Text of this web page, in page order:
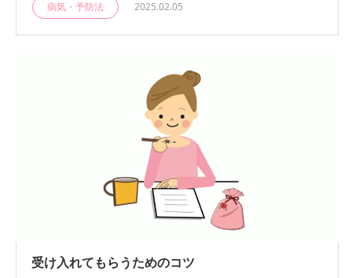
病気・予防法 2025.02.05
受け入れてもらうためのコツ